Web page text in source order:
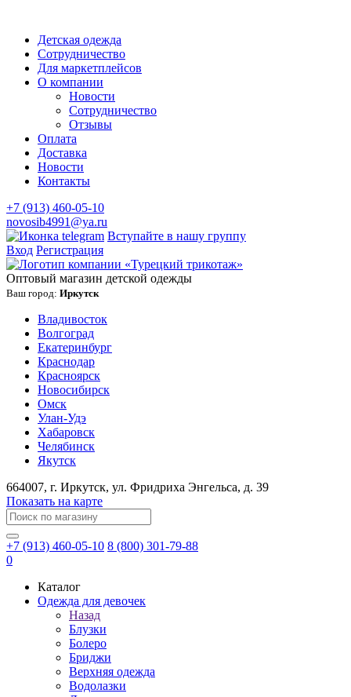
Детская одежда
Сотрудничество
Для маркетплейсов
О компании
Новости
Сотрудничество
Отзывы
Оплата
Доставка
Новости
Контакты
+7 (913) 460-05-10
novosib4991@ya.ru
Вступайте в нашу группу
Вход Регистрация
Оптовый магазин детской одежды
Ваш город: Иркутск
Владивосток
Волгоград
Екатеринбург
Краснодар
Красноярск
Новосибирск
Омск
Улан-Удэ
Хабаровск
Челябинск
Якутск
664007, г. Иркутск, ул. ​Фридриха Энгельса, д. 39
Показать на карте
+7 (913) 460-05-10 8 (800) 301-79-88
0
Каталог
Одежда для девочек
Назад
Блузки
Болеро
Бриджи
Верхняя одежда
Водолазки